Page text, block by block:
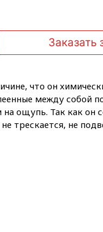
Заказать
что он
между собой
ощупь. Так как он
трескается, не